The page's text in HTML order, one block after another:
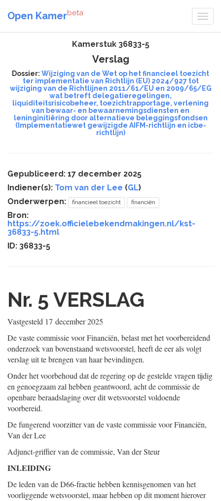
Open Kamerbeta
Kamerstuk 36833-5
Verslag
Dossier: Wijziging van de Wet op het financieel toezicht
ter implementatie van Richtlijn (EU) 2024/927 tot
wijziging van de Richtlijnen 2011/61/EU en 2009/65/EG
wat betreft delegatieregelingen,
liquiditeitsrisicobeheer, toezichtrapportage, verlening
van bewaar- en bewaarnemingsdiensten en
leninginitiëring door alternatieve beleggingsfondsen
(Implementatiewet gewijzigde AIFM-richtlijn en icbe-
richtlijn)
Gepubliceerd: 17 december 2025
Indiener(s): Tom van der Lee (GL)
Onderwerpen:
financieel toezicht financiën
Bron:
https://zoek.officielebekendmakingen.nl/kst-
36833-5.html
ID: 36833-5
Nr. 5 VERSLAG
Vastgesteld 17 december 2025
De vaste commissie voor Financiën, belast met het voorbereidend
onderzoek van bovenstaand wetsvoorstel, heeft de eer als volgt
verslag uit te brengen van haar bevindingen.
Onder het voorbehoud dat de regering op de gestelde vragen tijdig
en genoegzaam zal hebben geantwoord, acht de commissie de
openbare beraadslaging over dit wetsvoorstel voldoende
voorbereid.
De fungerend voorzitter van de vaste commissie voor Financiën,
Van der Lee
Adjunct-griffier van de commissie, Van der Steur
INLEIDING
De leden van de D66-fractie hebben kennisgenomen van het
voorliggende wetsvoorstel, maar hebben op dit moment hierover